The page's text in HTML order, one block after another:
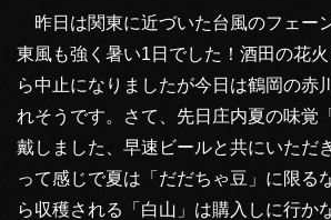
昨日は関東に近づいた台風のフェー
東風も強く暑い1日でした！酒田の花
ら中止になりましたが今日は鶴岡の赤
れそうです。さて、先日庄内夏の味覚
戴しました、早速ビールと共にいただ
って感じで夏は「だだちゃ豆」に限る
ら収穫される「白山」は購入しに行か